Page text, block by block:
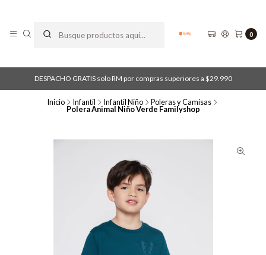
0
DESPACHO GRATIS solo RM por compras superiores a $29.990
Inicio Infantil Infantil Niño Poleras y Camisas
Polera Animal Niño Verde Familyshop